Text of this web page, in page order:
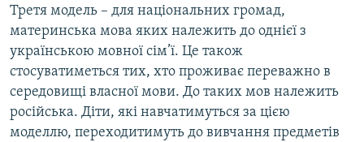
Третя модель – для національних громад,
материнська мова яких належить до однієї з
українською мовної сім’ї. Це також
стосуватиметься тих, хто проживає переважно в
середовищі власної мови. До таких мов належить
російська. Діти, які навчатимуться за цією
моделлю, переходитимуть до вивчання предметів